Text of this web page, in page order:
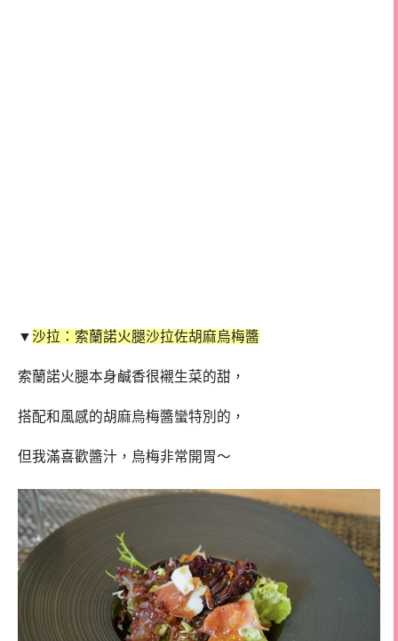
▼沙拉：索蘭諾火腿沙拉佐胡麻烏梅醬
索蘭諾火腿本身鹹香很襯生菜的甜，
搭配和風感的胡麻烏梅醬蠻特別的，
但我滿喜歡醬汁，烏梅非常開胃～